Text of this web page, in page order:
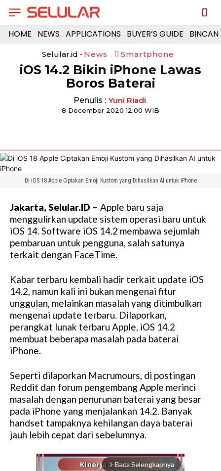
HOME NEWS APPLICATIONS BUYER’S GUIDE
Selular.id - News Smartphone
iOS 14.2 Bikin iPhone Lawas
Boros Baterai
Penulis : Yuni Riadi
8 December 2020 12:00 WIB
Di iOS 18 Apple Ciptakan Emoji Kustom yang Dihasilkan AI untuk iPhone
Jakarta, Selular.ID – Apple baru saja
menggulirkan update sistem operasi baru untuk
iOS 14. Software iOS 14.2 membawa sejumlah
pembaruan untuk pengguna, salah satunya
terkait dengan FaceTime.
Kabar terbaru kembali hadir terkait update iOS
14.2, namun kali ini bukan mengenai fitur
unggulan, melainkan masalah yang ditimbulkan
mengenai update terbaru. Dilaporkan,
perangkat lunak terbaru Apple, iOS 14.2
membuat beberapa masalah pada baterai
iPhone.
Seperti dilaporkan Macrumours, di postingan
Reddit dan forum pengembang Apple merinci
masalah dengan penurunan baterai yang besar
pada iPhone yang menjalankan 14.2. Banyak
handset tampaknya kehilangan daya baterai
jauh lebih cepat dari sebelumnya.
arrow_forward_ios Baca Selengkapnya